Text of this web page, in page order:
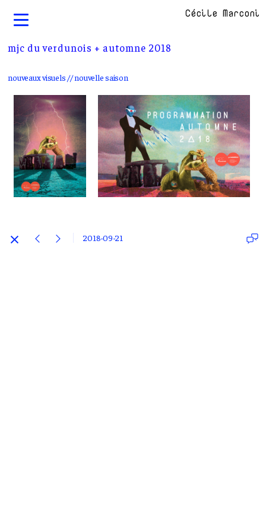
Cécile Marconi
mjc du verdunois + automne 2018
nouveaux visuels // nouvelle saison
2018-09-21